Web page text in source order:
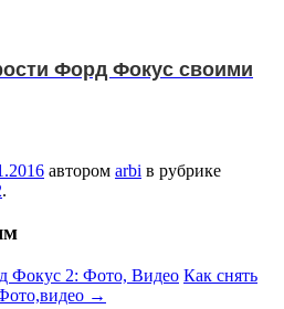
Форд Фокус своими
автором arbi в рубрике
.
Фокус 2: Фото, Видео Как снять
→